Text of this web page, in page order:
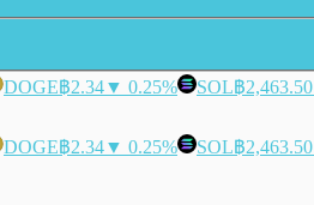
DOGE฿2.34▼ 0.25% SOL฿2,463.50
DOGE฿2.34▼ 0.25% SOL฿2,463.50